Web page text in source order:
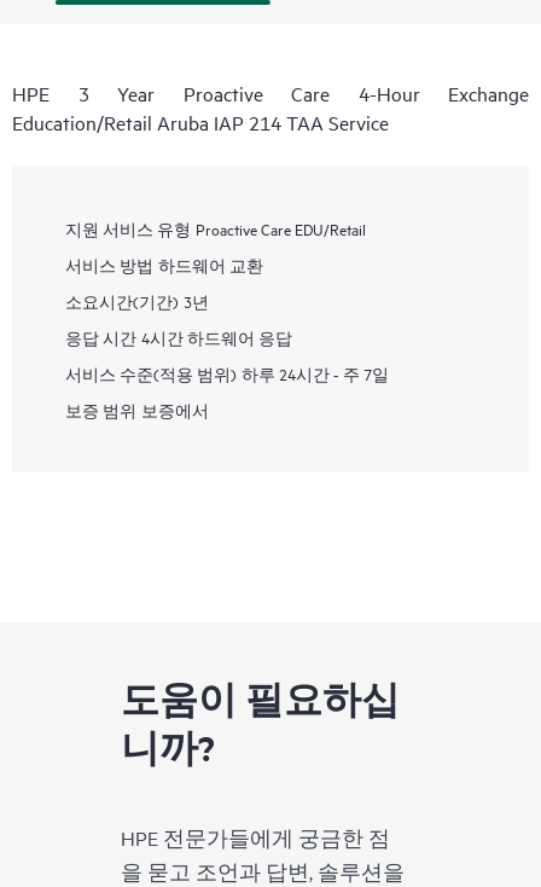
HPE 3 Year Proactive Care 4-Hour Exchange
Education/Retail Aruba IAP 214 TAA Service
지원 서비스 유형 Proactive Care EDU/Retail
서비스 방법 하드웨어 교환
소요시간(기간) 3년
응답 시간 4시간 하드웨어 응답
서비스 수준(적용 범위) 하루 24시간 - 주 7일
보증 범위 보증에서
도움이 필요하십
니까?
HPE 전문가들에게 궁금한 점
을 묻고 조언과 답변, 솔루션을